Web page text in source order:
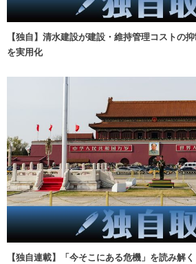
【独自】清水建設が建設・維持管理コストの
を実用化
【独自連載】「今そこにある危機」を読み解